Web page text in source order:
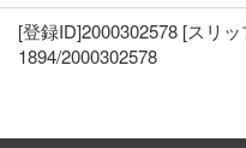
[登録ID]2000302578 [スリ
1894/2000302578